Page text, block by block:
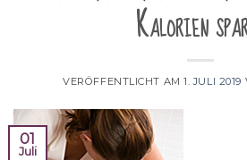
Kalorien
VERÖFFENTLICHT AM1. JULI 2019
01
Juli